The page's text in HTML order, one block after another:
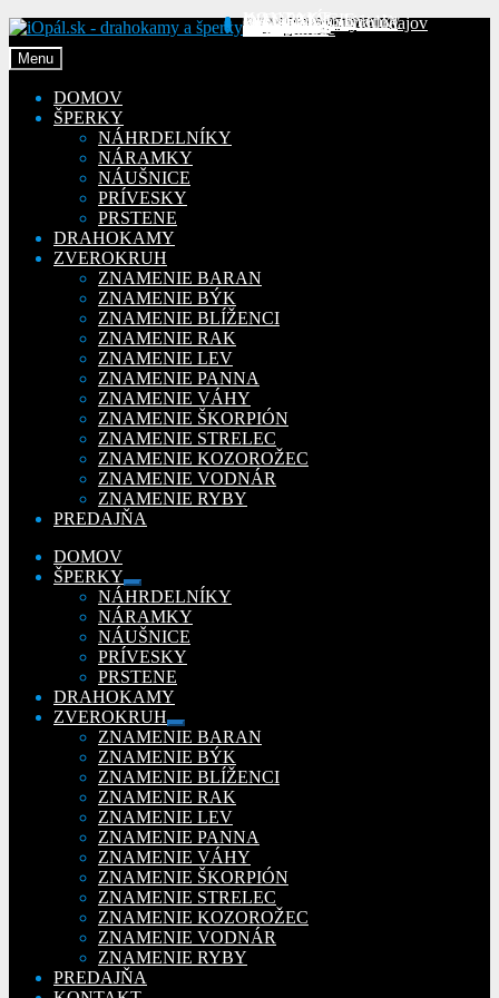
Preskočiť
na
navigáciu
Preskočiť
na
obsah
KONTAKT
INFORMÁCIE
Obchodné podmienky
Reklamačný poriadok
Ochrana osobných údajov
MÔJ ÚČET
Objednávky
Adresy
Detaily účtu
Na stiahnutie
Menu
DOMOV
ŠPERKY
NÁHRDELNÍKY
NÁRAMKY
NÁUŠNICE
PRÍVESKY
PRSTENE
DRAHOKAMY
ZVEROKRUH
ZNAMENIE BARAN
ZNAMENIE BÝK
ZNAMENIE BLÍŽENCI
ZNAMENIE RAK
ZNAMENIE LEV
ZNAMENIE PANNA
ZNAMENIE VÁHY
ZNAMENIE ŠKORPIÓN
ZNAMENIE STRELEC
ZNAMENIE KOZOROŽEC
ZNAMENIE VODNÁR
ZNAMENIE RYBY
PREDAJŇA
DOMOV
ŠPERKY
Rozbaliť
podradené
menu
NÁHRDELNÍKY
NÁRAMKY
NÁUŠNICE
PRÍVESKY
PRSTENE
DRAHOKAMY
ZVEROKRUH
Rozbaliť
podradené
menu
ZNAMENIE BARAN
ZNAMENIE BÝK
ZNAMENIE BLÍŽENCI
ZNAMENIE RAK
ZNAMENIE LEV
ZNAMENIE PANNA
ZNAMENIE VÁHY
ZNAMENIE ŠKORPIÓN
ZNAMENIE STRELEC
ZNAMENIE KOZOROŽEC
ZNAMENIE VODNÁR
ZNAMENIE RYBY
PREDAJŇA